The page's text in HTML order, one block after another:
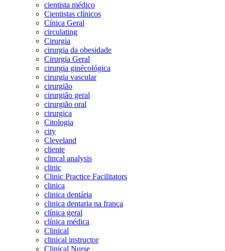
cientista médico
Cientistas clínicos
Cínica Geral
circulating
Cirurgia
cirurgia da obesidade
Cirurgia Geral
cirurgia ginécológica
cirurgia vascular
cirurgião
cirurgião geral
cirurgião oral
cirurgica
Citologia
city
Cleveland
cliente
clincal analysis
clinic
Clinic Practice Facilitators
clinica
clinica dentária
clinica dentaria na frança
clínica geral
clínica médica
Clinical
clinical instructor
Clinical Nurse